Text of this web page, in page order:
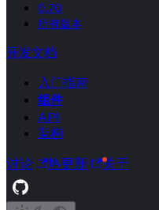
0.70
所有版本
开发文档
入门指南
组件
API
架构
讨论 热更新 关于